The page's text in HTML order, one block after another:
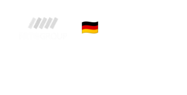
FRTG Group 🇩🇪